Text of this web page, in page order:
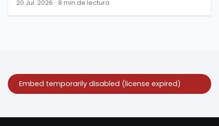
20 Jul. 2026 · 8 min de lectura